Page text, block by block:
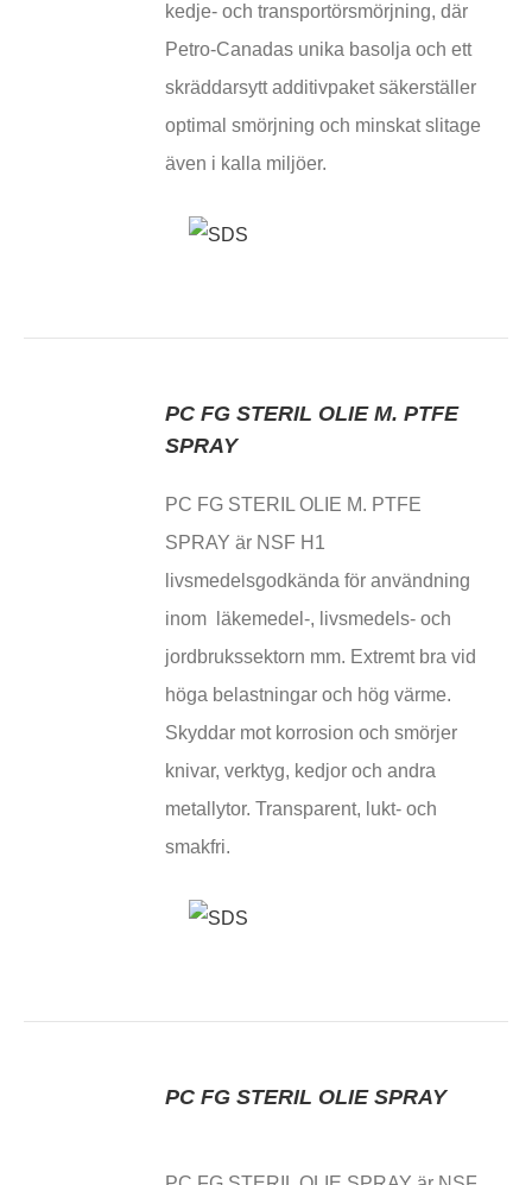
kedje- och transportörsmörjning, där
Petro-Canadas unika basolja och ett
skräddarsytt additivpaket säkerställer
optimal smörjning och minskat slitage
även i kalla miljöer.
PC FG STERIL OLIE M. PTFE
SPRAY
PC FG STERIL OLIE M. PTFE
SPRAY är NSF H1
livsmedelsgodkända för användning
inom läkemedel-, livsmedels- och
jordbrukssektorn mm. Extremt bra vid
höga belastningar och hög värme.
Skyddar mot korrosion och smörjer
knivar, verktyg, kedjor och andra
metallytor. Transparent, lukt- och
smakfri.
PC FG STERIL OLIE SPRAY